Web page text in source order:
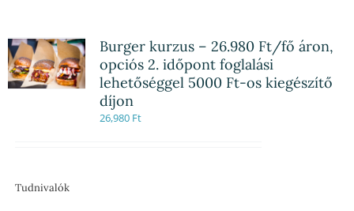
Burger kurzus – 26.980 Ft/fő áron,
opciós 2. időpont foglalási
lehetőséggel 5000 Ft-os kiegészítő
díjon
26,980 Ft
Tudnivalók